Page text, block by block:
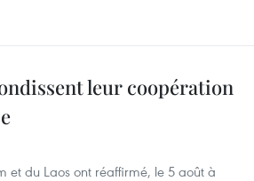
leur coopération
et du Laos ont réaffirmé, le 5 août à